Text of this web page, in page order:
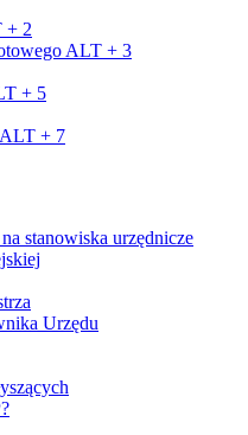
+ 2
ALT + 3
+ 5
ALT + 7
stanowiska urzędnicze
Urzędu